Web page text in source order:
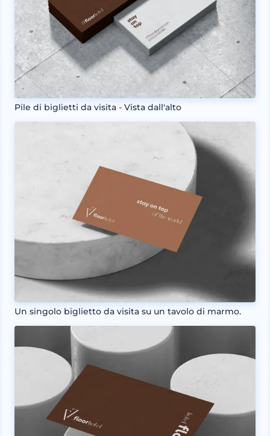
Pile di biglietti da visita - Vista dall'alto
Un singolo biglietto da visita su un tavolo di marmo.